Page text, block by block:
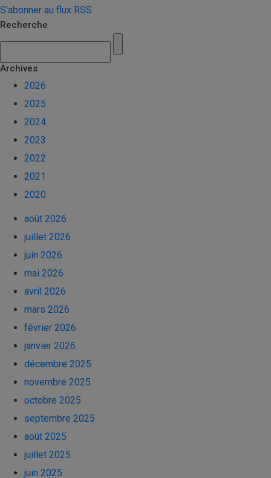
S'abonner au flux RSS
Recherche
Archives
2026
2025
2024
2023
2022
2021
2020
août 2026
juillet 2026
juin 2026
mai 2026
avril 2026
mars 2026
février 2026
janvier 2026
décembre 2025
novembre 2025
octobre 2025
septembre 2025
août 2025
juillet 2025
juin 2025